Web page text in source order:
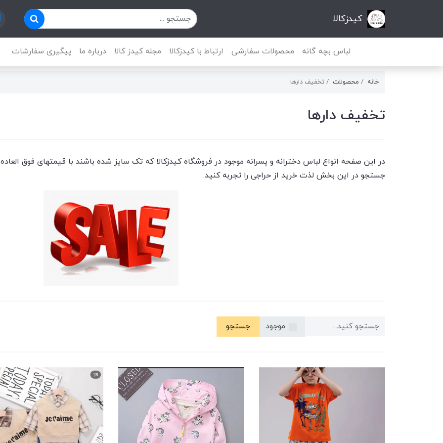
کیدزکالا
لباس بچه گانه محصولات سفارشی ارتباط با کیدزکالا مجله کیدز کالا درباره ما پیگیری سفارشات
خانه محصولات تخفیف دارها
تخفیف دارها
در این صفحه انواع لباس دخترانه و پسرانه موجود در فروشگاه کیدزکالا که تک سایز شده باشند با قیمتهای فوق
جستجو در این بخش لذت خرید از حراجی را تجربه کنید.
موجود جستجو